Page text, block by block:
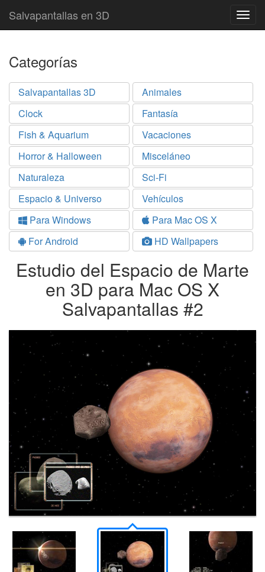
Salvapantallas en 3D
Categorías
Salvapantallas 3D
Animales
Clock
Fantasía
Fish & Aquarium
Vacaciones
Horror & Halloween
Misceláneo
Naturaleza
Sci-Fi
Espacio & Universo
Vehículos
Para Windows
Para Mac OS X
For Android
HD Wallpapers
Estudio del Espacio de Marte
en 3D para Mac OS X
Salvapantallas #2